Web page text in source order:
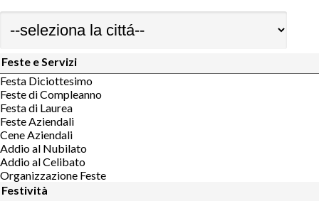
Feste e Servizi
Festa Diciottesimo
Feste di Compleanno
Festa di Laurea
Feste Aziendali
Cene Aziendali
Addio al Nubilato
Addio al Celibato
Organizzazione Feste
Festività